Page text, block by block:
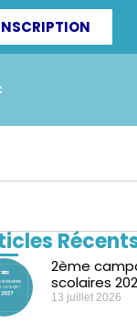
2ème
scolaires
13 juillet 2026